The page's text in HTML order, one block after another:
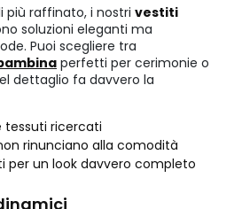
più raffinato, i nostri vestiti
soluzioni eleganti ma
Puoi scegliere tra
perfetti per cerimonie o
dettaglio fa davvero la
tessuti ricercati
rinunciano alla comodità
per un look davvero completo